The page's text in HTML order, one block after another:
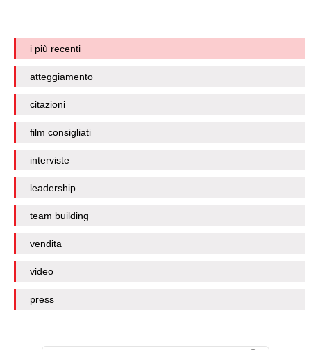
i più recenti
atteggiamento
citazioni
film consigliati
interviste
leadership
team building
vendita
video
press